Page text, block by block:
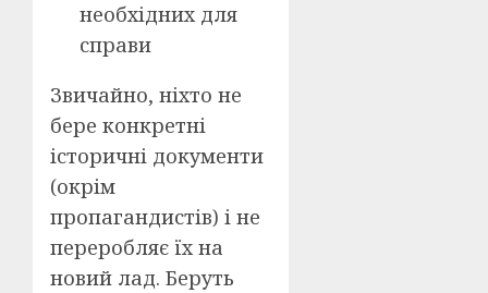
необхідних для
справи
Звичайно, ніхто не
бере конкретні
історичні документи
(окрім
пропагандистів) і не
переробляє їх на
новий лад. Беруть